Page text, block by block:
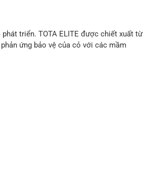
triển. TOTA ELITE được chiết xuất từ
ứng bảo vệ của cỏ với các mầm